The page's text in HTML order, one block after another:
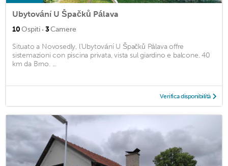
Ubytování U Špačků Pálava
10Ospiti · 3Camere
Situato a Novosedly, l'Ubytování U Špačků Pálava offre
sistemazioni con piscina privata, vista sul giardino e balcone. 40
km da Brno. ...
Verifica disponibilità